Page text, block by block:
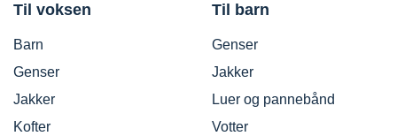
Til voksen
Barn
Genser
Jakker
Kofter
Til barn
Genser
Jakker
Luer og pannebånd
Votter